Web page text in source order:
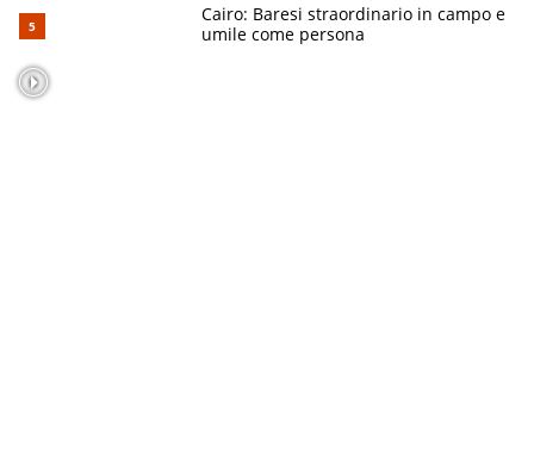
Cairo: Baresi straordinario in campo e
umile come persona